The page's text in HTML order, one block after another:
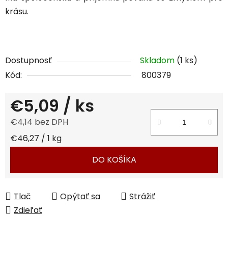
krásu.
Dostupnosť Skladom (1 ks)
Kód:
800379
€5,09 / ks
€4,14 bez DPH
Jednotková cena:
€46,27 / 1 kg
DO KOŠÍKA
Tlač Opýtať sa
Strážiť
Zdieľať